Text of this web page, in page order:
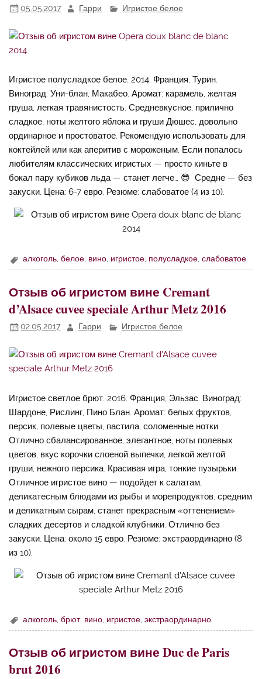
05.05.2017 Гарри Игристое белое
Игристое полусладкое белое. 2014. Франция, Турин.
Виноград: Уни-блан, Макабео. Аромат: карамель, желтая
груша, легкая травянистость. Средневкусное, прилично
сладкое, ноты желтого яблока и груши Дюшес, довольно
ординарное и простоватое. Рекомендую использовать для
коктейлей или как аперитив с мороженым. Если попалось
любителям классических игристых — просто киньте в
бокал пару кубиков льда — станет легче… 😎 Средне — без
закуски. Цена: 6-7 евро. Резюме: слабоватое (4 из 10).
алкоголь,белое, вино, игристое, полусладкое,слабоватое
Отзыв об игристом вине Cremant
d’Alsace cuvee speciale Arthur Metz 2016
02.05.2017 Гарри Игристое белое
Игристое светлое брют. 2016. Франция, Эльзас. Виноград:
Шардоне, Рислинг, Пино Блан. Аромат: белых фруктов,
персик, полевые цветы, пастила, соломенные нотки.
Отлично сбалансированное, элегантное, ноты полевых
цветов, вкус корочки слоеной выпечки, легкой желтой
груши, нежного персика. Красивая игра, тонкие пузырьки.
Отличное игристое вино — подойдет к салатам,
деликатесным блюдами из рыбы и морепродуктов, средним
и деликатным сырам, станет прекрасным «оттенением»
сладких десертов и сладкой клубники. Отлично без
закуски. Цена: около 15 евро. Резюме: экстраординарно (8
из 10).
алкоголь ,брют, вино игристое ,экстраординарно
Отзыв об игристом вине Duc de Paris
brut 2016